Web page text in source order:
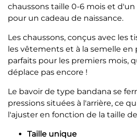
chaussons taille 0-6 mois et
pour un cadeau de naissance.
Les chaussons, conçus avec les
les vêtements et à la semelle en
parfaits pour les premiers mois,
déplace pas encore !
Le bavoir de type bandana se
pressions situées à l'arrière, ce
l'ajuster en fonction de la taille
Taille unique